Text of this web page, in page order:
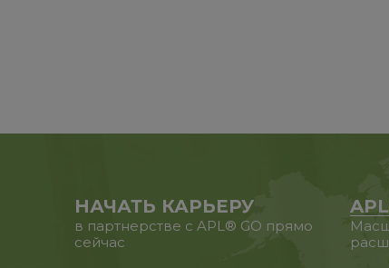
НАЧАТЬ КАРЬЕРУ
в партнерстве с APL® GO прямо
сейчас